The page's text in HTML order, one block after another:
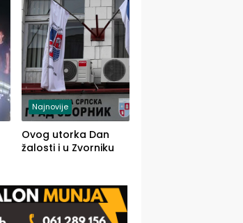
Najnovije
Ovog utorka Dan
žalosti i u Zvorniku